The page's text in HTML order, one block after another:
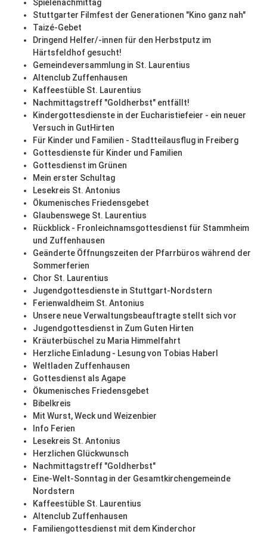
Spielenachmittag
Stuttgarter Filmfest der Generationen "Kino ganz nah"
Taizé-Gebet
Dringend Helfer/-innen für den Herbstputz im
Härtsfeldhof gesucht!
Gemeindeversammlung in St. Laurentius
Altenclub Zuffenhausen
Kaffeestüble St. Laurentius
Nachmittagstreff "Goldherbst" entfällt!
Kindergottesdienste in der Eucharistiefeier - ein neuer
Versuch in GutHirten
Für Kinder und Familien - Stadtteilausflug in Freiberg
Gottesdienste für Kinder und Familien
Gottesdienst im Grünen
Mein erster Schultag
Lesekreis St. Antonius
Ökumenisches Friedensgebet
Glaubenswege St. Laurentius
Rückblick - Fronleichnamsgottesdienst für Stammheim
und Zuffenhausen
Geänderte Öffnungszeiten der Pfarrbüros während der
Sommerferien
Chor St. Laurentius
Jugendgottesdienste in Stuttgart-Nordstern
Ferienwaldheim St. Antonius
Unsere neue Verwaltungsbeauftragte stellt sich vor
Jugendgottesdienst in Zum Guten Hirten
Kräuterbüschel zu Maria Himmelfahrt
Herzliche Einladung - Lesung von Tobias Haberl
Weltladen Zuffenhausen
Gottesdienst als Agape
Ökumenisches Friedensgebet
Bibelkreis
Mit Wurst, Weck und Weizenbier
Info Ferien
Lesekreis St. Antonius
Herzlichen Glückwunsch
Nachmittagstreff "Goldherbst"
Eine-Welt-Sonntag in der Gesamtkirchengemeinde
Nordstern
Kaffeestüble St. Laurentius
Altenclub Zuffenhausen
Familiengottesdienst mit dem Kinderchor